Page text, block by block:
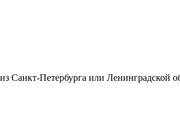
Санкт-Петербурга или Ленинградской